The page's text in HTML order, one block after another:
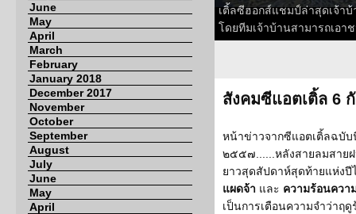
June
May
April
March
February
January 2018
December 2017
November
October
September
August
July
June
May
April
เติ้ลซีฮอกส์แชมป์ล่าสุดเจ้า
โดยทีมเจ้าบ้านสามารถเอ
สังคมซีแอตเติ้ล 6
หน้าข่าวจากซีแอตเติ้ลฉบั
๒๕๕๗......หลังสายลมสาย
ยาวสุดสัปดาห์สุดท้ายแห่งปี
แผดจ้า และ ความร้อนควา
เป็นการเตือนความจำว่าฤ